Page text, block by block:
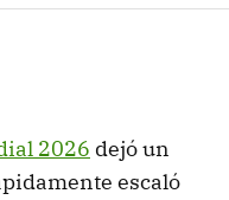
2026 dejó un
escaló